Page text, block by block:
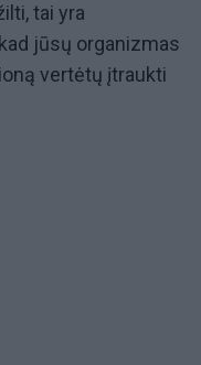
tai yra
jūsų organizmas
vertėtų įtraukti